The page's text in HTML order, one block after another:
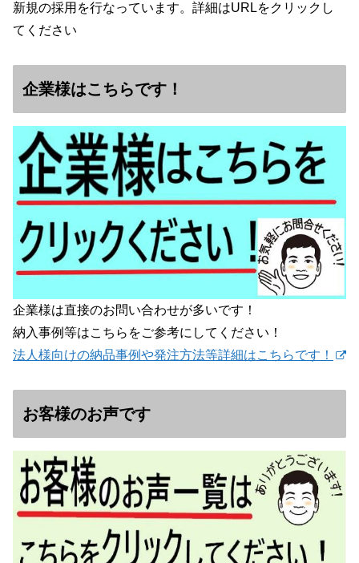
新規の採用を行なっています。詳細はURLをクリックし
てください
企業様はこちらです！
企業様は直接のお問い合わせが多いです！
納入事例等はこちらをご参考にしてください！
法人様向けの納品事例や発注方法等詳細はこちらです！
お客様のお声です